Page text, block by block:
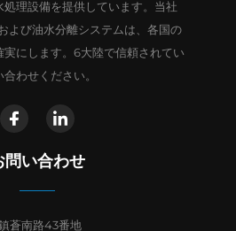
理設備を提供しています。当社
よび油水分離システムは、各国の
にします。6大陸で信頼されてい
わせください。
問い合わせ
蒼南路43番地